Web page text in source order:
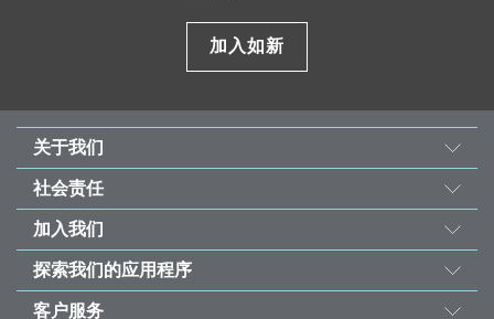
加入如新
关于我们
我们的故事
使命与愿景
经营团队
资料来源
投资者
社会责任
善的力量
东南亚儿童心脏基金会
永续发展计划
受饥儿滋养计划
加入我们
机会
荣誉榜
探索我们的应用程序
如新Vera®护肤咨询
客户服务